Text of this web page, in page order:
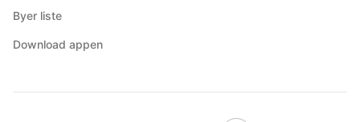
Byer liste
Download appen